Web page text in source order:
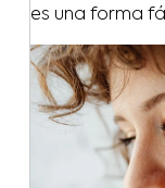
es una forma